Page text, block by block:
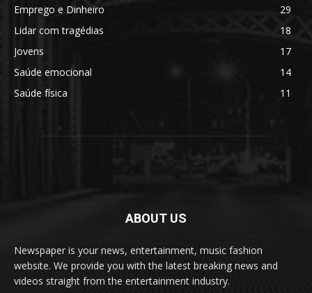
Emprego e Dinheiro
29
Lidar com tragédias
18
Jovens
17
Saúde emocional
14
Saúde física
11
ABOUT US
Newspaper is your news, entertainment, music fashion
website. We provide you with the latest breaking news and
videos straight from the entertainment industry.